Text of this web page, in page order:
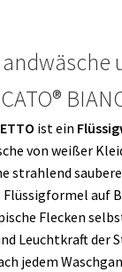
ist ein
von weißer
strahlend
auf
Flecken
Leuchtkraft der
jedem